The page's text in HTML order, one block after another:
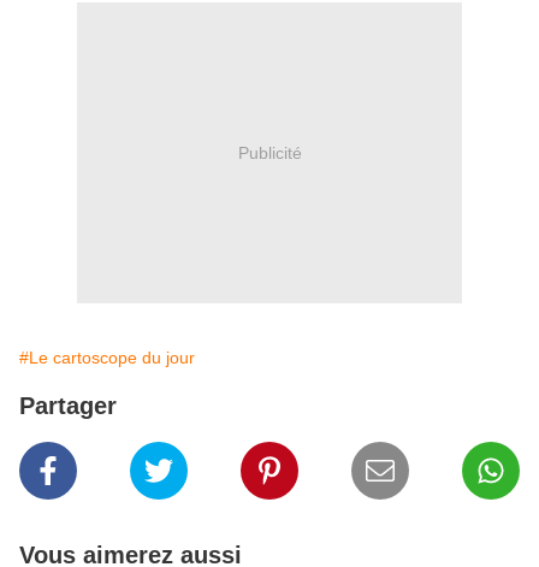
Publicité
#Le cartoscope du jour
Partager
Vous aimerez aussi